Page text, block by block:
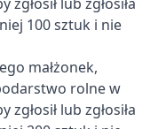
zgłosił lub zgłosiła
100 sztuk i nie
małżonek,
rolne w
zgłosił lub zgłosiła